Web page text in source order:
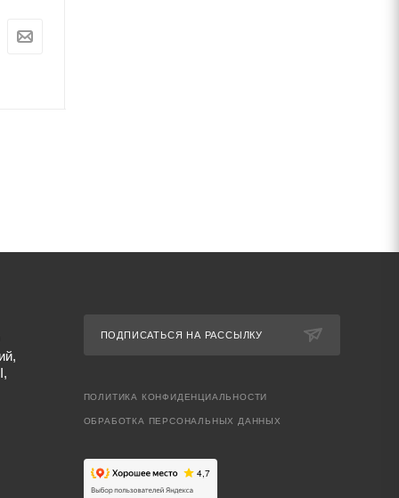
ПОДПИСАТЬСЯ НА РАССЫЛКУ
ПОЛИТИКА КОНФИДЕНЦИАЛЬНОСТИ
ОБРАБОТКА ПЕРСОНАЛЬНЫХ ДАННЫХ